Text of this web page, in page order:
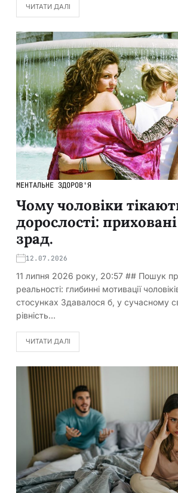
ЧИТАТИ ДАЛІ
МЕНТАЛЬНЕ ЗДОРОВ'Я
Чому чоловіки
дорослості:
зрад.
12.07.2026
11 липня 2026 року, 20:57 ## Пошук
реальності: глибинні мотивації
стосунках Здавалося б, у сучасному
рівність…
ЧИТАТИ ДАЛІ